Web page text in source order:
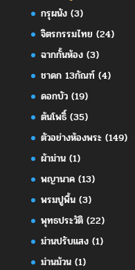
กรุผนัง(3)
จิตรกรรมไทย (24)
ฉากกั้นห้อง(3)
ชาดก 13กัณฑ์(4)
ดอกบัว(19)
ต้นโพธิ์(35)
ตัวอย่างห้องพระ(149)
ผ้าม่าน(1)
พญานาค(13)
พรมปูพื้น(3)
พุทธประวัติ(22)
ม่านปรับแสง(1)
ม่านม้วน(1)